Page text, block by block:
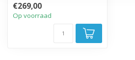
anti kalk beh...
€269,00
Op voorraad